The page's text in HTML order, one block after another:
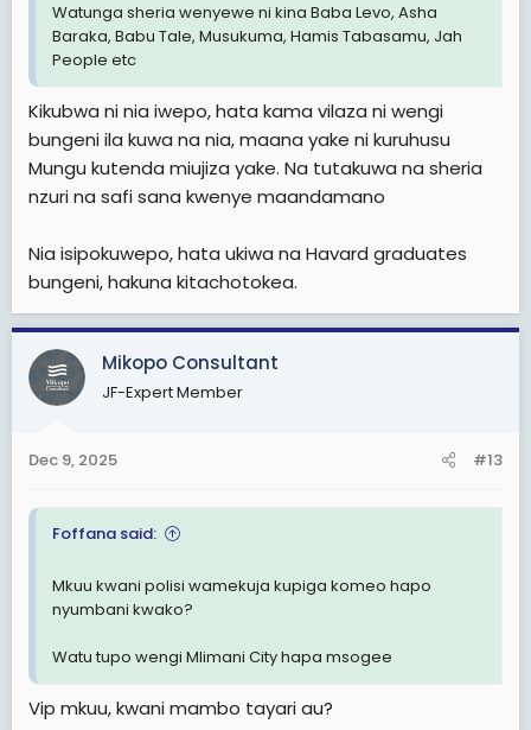
Watunga sheria wenyewe ni kina Baba Levo, Asha
Baraka, Babu Tale, Musukuma, Hamis Tabasamu, Jah
People etc
Kikubwa ni nia iwepo, hata kama vilaza ni wengi
bungeni ila kuwa na nia, maana yake ni kuruhusu
Mungu kutenda miujiza yake. Na tutakuwa na sheria
nzuri na safi sana kwenye maandamano
Nia isipokuwepo, hata ukiwa na Havard graduates
bungeni, hakuna kitachotokea.
Mikopo Consultant
JF-Expert Member
Dec 9, 2025 #13
Foffana said:
Mkuu kwani polisi wamekuja kupiga komeo hapo
nyumbani kwako?
Watu tupo wengi Mlimani City hapa msogee
Vip mkuu, kwani mambo tayari au?